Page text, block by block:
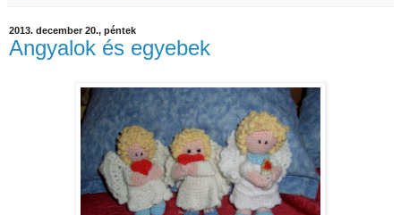
2013. december 20., péntek
Angyalok és egyebek